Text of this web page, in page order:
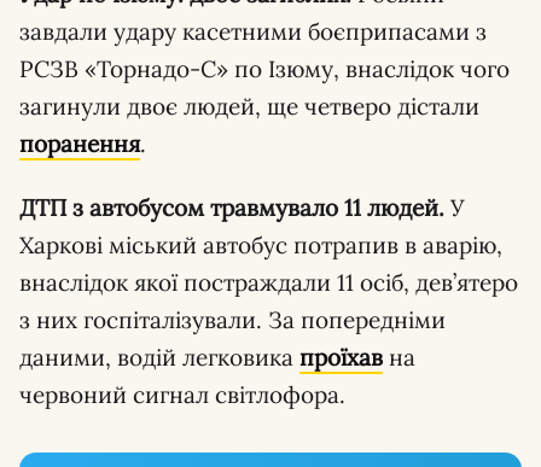
завдали удару касетними боєприпасами з
РСЗВ «Торнадо-С» по Ізюму, внаслідок чого
загинули двоє людей, ще четверо дістали
поранення.
ДТП з автобусом травмувало 11 людей. У
Харкові міський автобус потрапив в аварію,
внаслідок якої постраждали 11 осіб, дев’ятеро
з них госпіталізували. За попередніми
даними, водій легковика проїхав на
червоний сигнал світлофора.